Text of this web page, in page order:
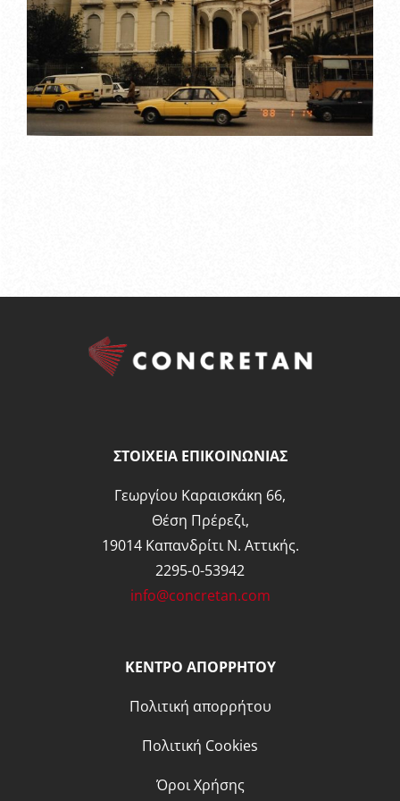
ΣΤΟΙΧΕΙΑ ΕΠΙΚΟΙΝΩΝΙΑΣ
Γεωργίου Καραισκάκη 66,
Θέση Πρέρεζι,
19014 Καπανδρίτι Ν. Αττικής.
2295-0-53942
info@concretan.com
ΚΕΝΤΡΟ ΑΠΟΡΡΗΤΟΥ
Πολιτική απορρήτου
Πολιτική Cookies
Όροι Χρήσης